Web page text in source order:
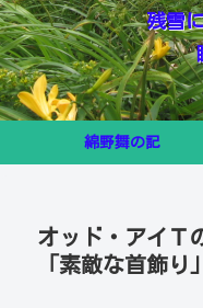
残雪
綿野舞の記
オッド・アイＴ
「素敵な首飾り」